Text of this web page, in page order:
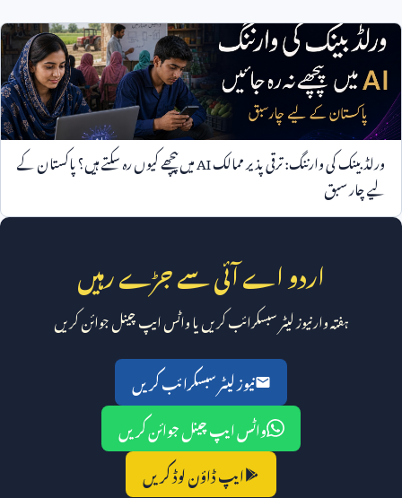
ورلڈ بینک کی وارننگ: ترقی پذیر ممالکAIمیں پیچھے کیوں رہ سکتے ہیں؟ پاکستان کے
لیے چار سبق
اردو اے آئی سے جڑے رہیں
ہفتہ وار نیوز لیٹر سبسکرائب کریں یا واٹس ایپ چینل جوائن کریں
نیوز لیٹر سبسکرائب کریں
واٹس ایپ چینل جوائن کریں
ایپ ڈاؤن لوڈ کریں